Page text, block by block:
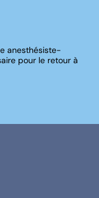
anesthésiste-
pour le retour à